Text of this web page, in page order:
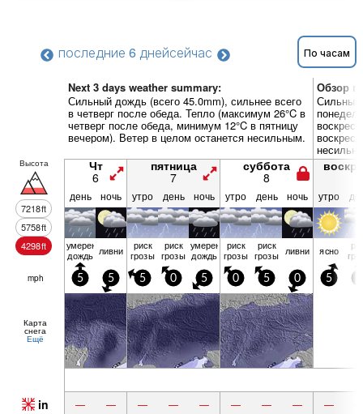
последние 6 днейсейчас По часам
Next 3 days weather summary:
Сильный дождь (всего 45.0mm), сильнее всего
в четверг после обеда. Тепло (максимум 26°C в
четверг после обеда, минимум 12°C в пятницу
вечером). Ветер в целом останется несильным.
Обзор
Сильный
Высота
7218ft
5758ft
4298ft
Чт
6
пятница
7
суббота
8
день ночь утро день ночь утро день ночь утро
умерен.
дождь ливни риск
грозы
риск
грозы
умерен.
дождь
риск
грозы
риск
грозы ливни ясно
mph 5 5 5 0 5 0 5 0 5
Карта
снега
Ещё
in — — — — — — — — —